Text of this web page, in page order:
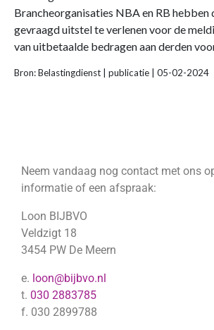
Brancheorganisaties NBA en RB hebben
gevraagd uitstel te verlenen voor de
van uitbetaalde bedragen aan derden
Bron: Belastingdienst | publicatie | 05-02-2024
Neem vandaag nog contact met ons
informatie of een afspraak:
Loon BIJBVO
Veldzigt 18
3454 PW De Meern
e. loon@bijbvo.nl
t. 030 2883785
f. 030 2899788